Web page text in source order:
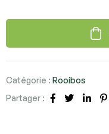
Catégorie : Rooibos
Partager :
Facebook
Twitter